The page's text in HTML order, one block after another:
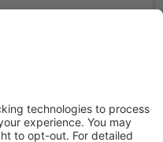
University?